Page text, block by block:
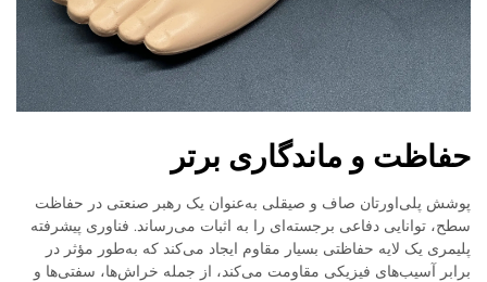
حفاظت و ماندگاری برتر
پوشش پلی‌اورتان صاف و صیقلی به‌عنوان یک رهبر صنعتی در حفاظت
سطح، توانایی دفاعی برجسته‌ای را به اثبات می‌رساند. فناوری پیشرفته
پلیمری یک لایه حفاظتی بسیار مقاوم ایجاد می‌کند که به‌طور مؤثر در
برابر آسیب‌های فیزیکی مقاومت می‌کند، از جمله خراش‌ها، سفتی‌ها و